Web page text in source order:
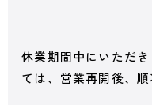
休業期間中にいただ
ては、営業再開後、